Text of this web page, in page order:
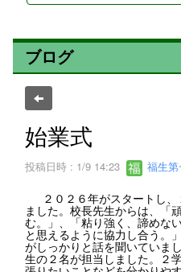
ブログ
始業式
投稿日時 : 1/9 14:23 福生
２０２６年がスタートし、
ました。校長先生からは、「
む。」、「粘り強く、諦めな
と思えるように協力し合う。
がしっかりと話を聞いていま
生の２名が担当しました。２